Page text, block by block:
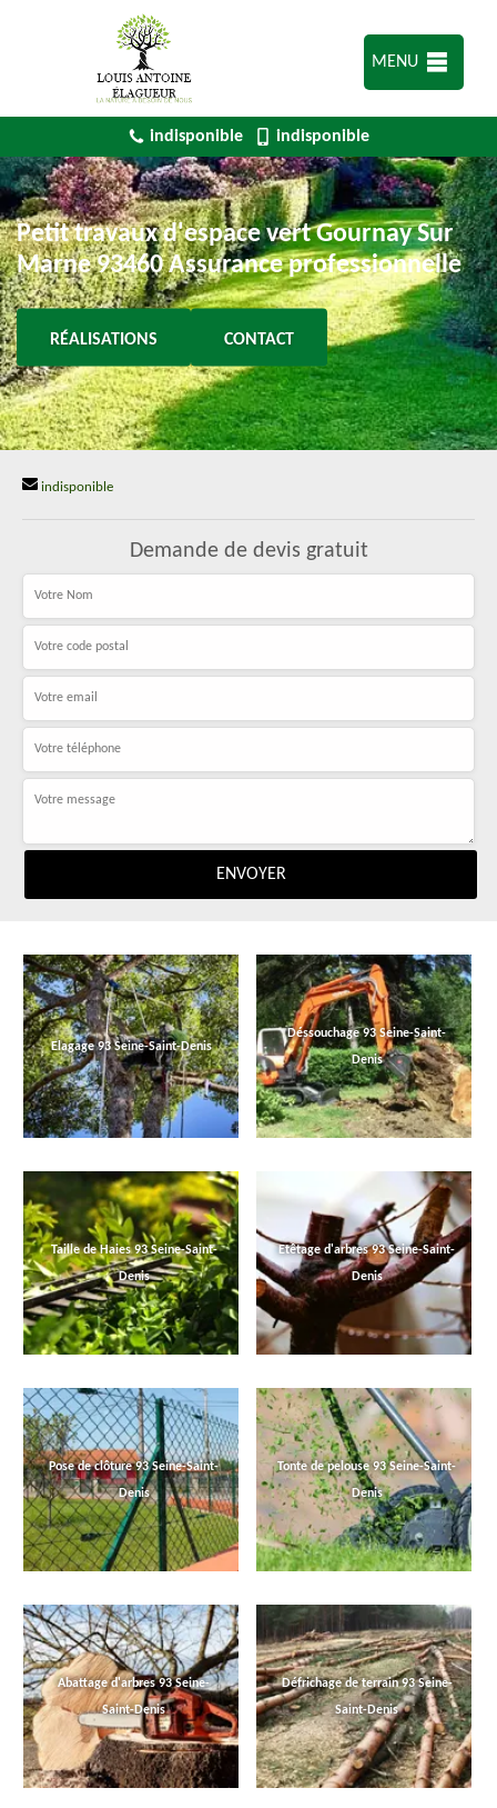
MENU
indisponible indisponible
Petit travaux d'espace vert Gournay Sur
Marne 93460 Assurance professionnelle
RÉALISATIONS CONTACT
indisponible
Demande de devis gratuit
Elagage 93 Seine-Saint-Denis
Déssouchage 93 Seine-Saint-
Denis
Taille de Haies 93 Seine-Saint-
Denis
Etêtage d'arbres 93 Seine-Saint-
Denis
Pose de clôture 93 Seine-Saint-
Denis
Tonte de pelouse 93 Seine-Saint-
Denis
Abattage d'arbres 93 Seine-
Saint-Denis
Défrichage de terrain 93 Seine-
Saint-Denis